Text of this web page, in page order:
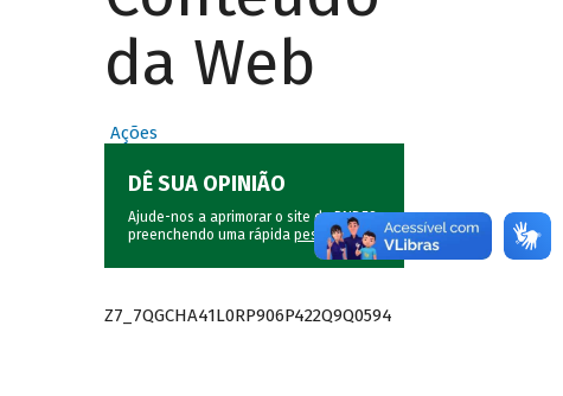
da Web
Ações
DÊ SUA OPINIÃO
Ajude-nos a aprimorar o site do BNDES
preenchendo uma rápida pesquisa.
Z7_7QGCHA41L0RP906P422Q9Q0594